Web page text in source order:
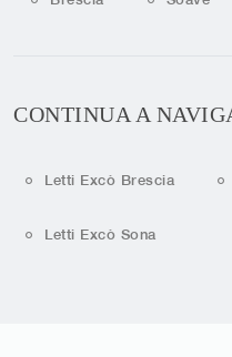
CONTINUA A
Letti Excò Brescia
Letti Excò Sona